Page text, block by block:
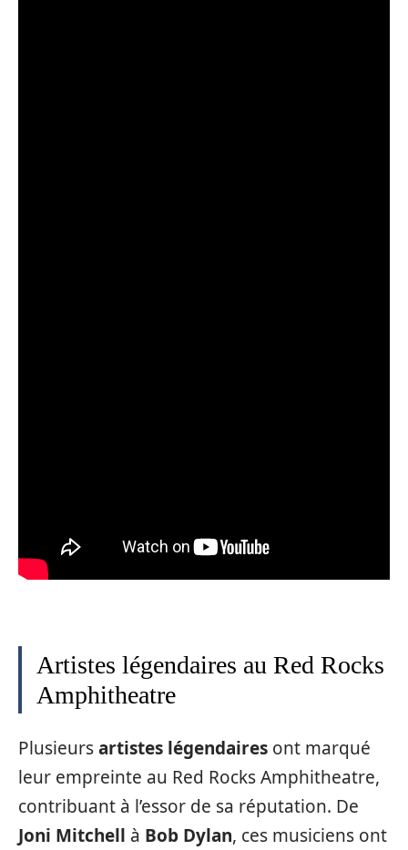
Artistes légendaires au Red Rocks
Amphitheatre
Plusieursartistes légendaires ont marqué
leur empreinte au Red Rocks Amphitheatre,
contribuant à l’essor de sa réputation. De
Joni Mitchell à Bob Dylan, ces musiciens ont